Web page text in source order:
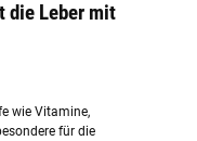
die Leber mit
wie Vitamine,
für die